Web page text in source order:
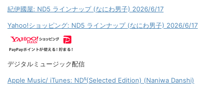
紀伊國屋: ND5 ラインナップ (なにわ男子) 2026/6/17
Yahoo!ショッピング: ND5 ラインナップ (なにわ男子) 2026/6/17
デジタルミュージック配信
Apple Music/ iTunes: ND⁵(Selected Edition) (Naniwa Danshi)